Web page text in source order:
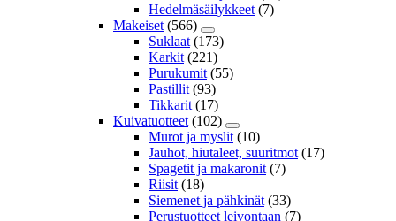
Hedelmäsäilykkeet (7)
Makeiset (566)
Suklaat (173)
Karkit (221)
Purukumit (55)
Pastillit (93)
Tikkarit (17)
Kuivatuotteet (102)
Murot ja myslit (10)
Jauhot, hiutaleet, suuritmot (17)
Spagetit ja makaronit (7)
Riisit (18)
Siemenet ja pähkinät (33)
Perustuotteet leivontaan (7)